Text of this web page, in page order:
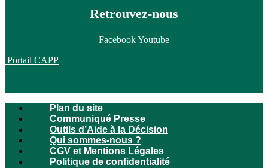
Retrouvez-nous
FacebookYoutube
Portail CAPP
Plan du site
Communiqué Presse
Outils d’Aide à la Décision
Qui sommes-nous ?
CGV et Mentions Légales
Politique de confidentialité